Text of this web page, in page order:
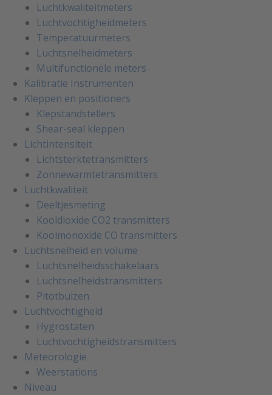
Luchtkwaliteitmeters
Luchtvochtigheidmeters
Temperatuurmeters
Luchtsnelheidmeters
Multifunctionele meters
Kalibratie Instrumenten
Kleppen en positioners
Klepstandstellers
Shear-seal kleppen
Lichtintensiteit
Lichtsterktetransmitters
Zonnewarmtetransmitters
Luchtkwaliteit
Deeltjesmeting
Kooldioxide CO2 transmitters
Koolmonoxide CO transmitters
Luchtsnelheid en volume
Luchtsnelheidsschakelaars
Luchtsnelheidstransmitters
Pitotbuizen
Luchtvochtigheid
Hygrostaten
Luchtvochtigheidstransmitters
Meteorologie
Weerstations
Niveau